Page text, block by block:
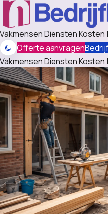
VakmensenDienstenKosten
Offerte aanvragen
VakmensenDienstenKosten